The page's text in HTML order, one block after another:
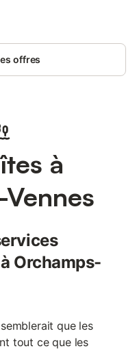
offres
à
Orchamps-
que les
tout ce que les